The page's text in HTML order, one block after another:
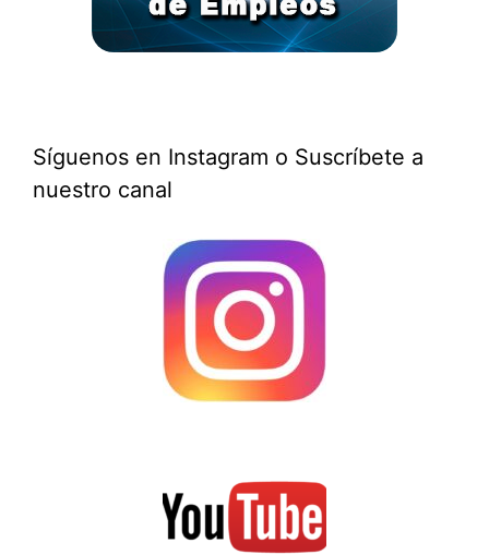
Síguenos en Instagram o Suscríbete a
nuestro canal